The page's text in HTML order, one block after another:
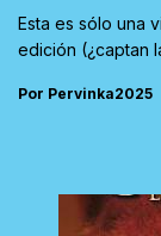
Esta es sólo una
edición (¿captan
Por Pervinka2025